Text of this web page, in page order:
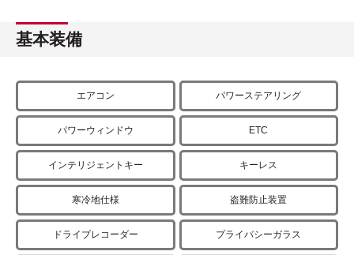
基本装備
エアコン パワーステアリング
パワーウィンドウ ETC
インテリジェントキー キーレス
寒冷地仕様 盗難防止装置
ドライブレコーダー プライバシーガラス